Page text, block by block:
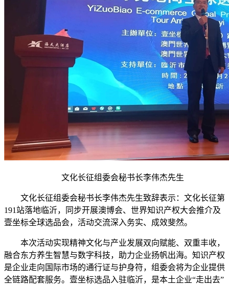
文化长征组委会秘书长李伟杰先生
文化长征组委会秘书长李伟杰先生致辞表示：文化长征第
191站落地临沂，同步开展澳博会、世界知识产权大会推介及
壹坐标全球选品会，活动交流深入务实、成效斐然。
本次活动实现精神文化与产业发展双向赋能、双重丰收，
融合东方养生智慧与数字科技，助力企业扬帆出海。知识产权
是企业走向国际市场的通行证与护身符，组委会将为企业提供
全链路配套服务。壹坐标选品入驻临沂，是本土企业“走出去”